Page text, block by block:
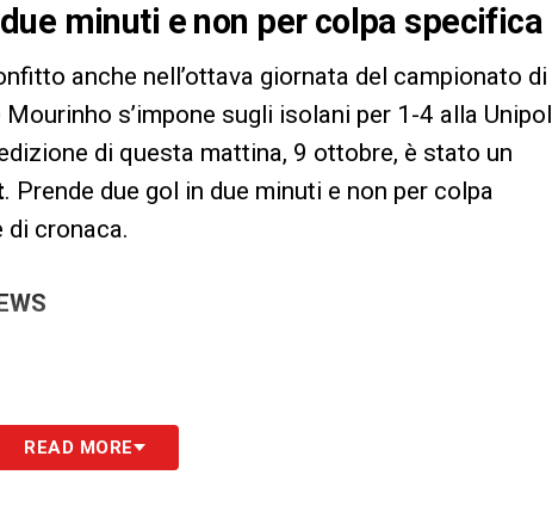
minuti e non per colpa specifica
anche nell’ottava giornata del campionato di
s’impone sugli isolani per 1-4 alla Unipol
di questa mattina, 9 ottobre, è stato un
. Prende due gol in due minuti e non per colpa
cronaca.
READ MORE